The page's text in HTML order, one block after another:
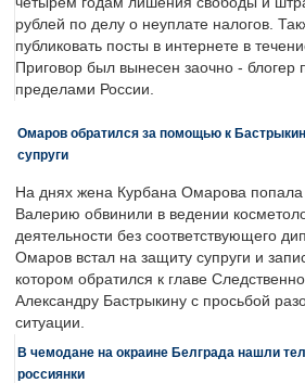
рублей по делу о неуплате налогов.
публиковать посты в интернете в
Приговор был вынесен заочно - блогер
пределами России.
Омаров обратился за помощью к
супруги
На днях жена Курбана Омарова попала
Валерию обвинили в ведении
деятельности без соответствующего
Омаров встал на защиту супруги и
котором обратился к главе
Александру Бастрыкину с просьбой
ситуации.
В чемодане на окраине Белграда нашли
россиянки